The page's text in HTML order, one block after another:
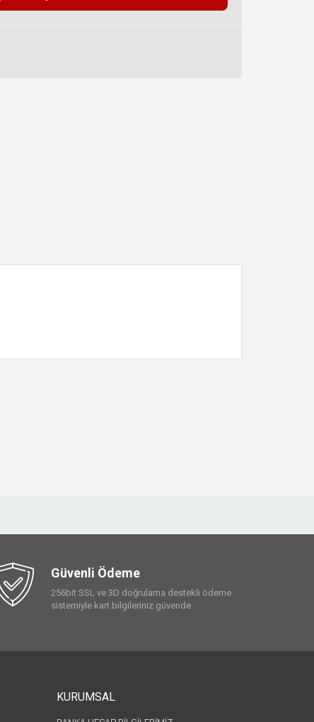
Güvenli Ödeme
256bit SSL ve 3D doğrulama destekli ödeme
sistemiyle kart bilgileriniz güvende.
KURUMSAL